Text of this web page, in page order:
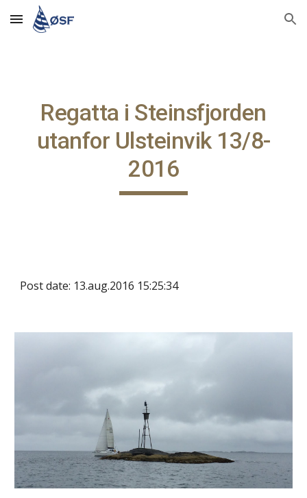
Skip to main content Skip to navigation
Regatta i Steinsfjorden
utanfor Ulsteinvik 13/8-
2016
Post date: 13.aug.2016 15:25:34